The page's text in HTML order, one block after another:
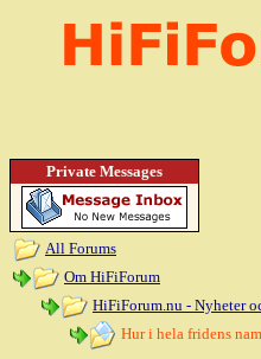
Private Messages
All Forums
Om HiFiForum
HiFiForum.nu - Nyheter
Hur i hela fridens